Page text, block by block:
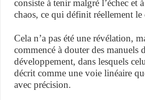
consiste à tenir malgré l’échec et
chaos, ce qui définit réellement le
Cela n’a pas été une révélation,
commencé à douter des manuels
développement, dans lesquels
décrit comme une voie linéaire
avec précision.